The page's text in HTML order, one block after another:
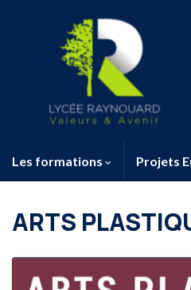
Les formations Projets
ARTS